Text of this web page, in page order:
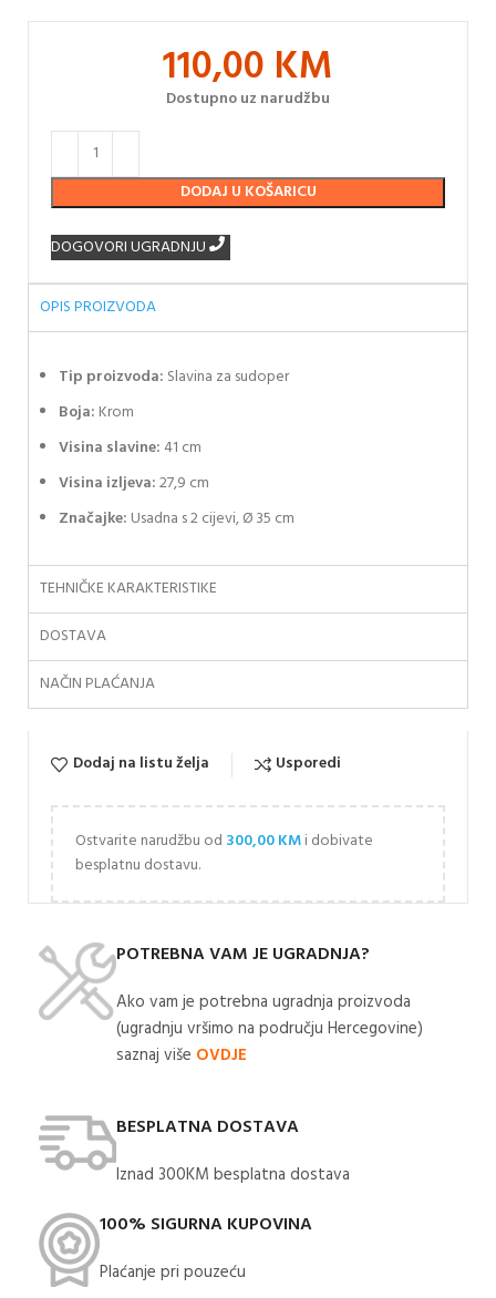
110,00 KM
Dostupno uz narudžbu
DODAJ U KOŠARICU
DOGOVORI UGRADNJU
OPIS PROIZVODA
Tip proizvoda: Slavina za sudoper
Boja: Krom
Visina slavine: 41 cm
Visina izljeva:27,9 cm
Značajke: Usadna s 2 cijevi, Ø 35 cm
TEHNIČKE KARAKTERISTIKE
DOSTAVA
NAČIN PLAĆANJA
Dodaj na listu želja Usporedi
Ostvarite narudžbu od 300,00KMi dobivate
besplatnu dostavu.
POTREBNA VAM JE UGRADNJA?
Ako vam je potrebna ugradnja proizvoda
(ugradnju vršimo na području Hercegovine)
saznaj više OVDJE
BESPLATNA DOSTAVA
Iznad 300KM besplatna dostava​
100% SIGURNA KUPOVINA
Plaćanje pri pouzeću